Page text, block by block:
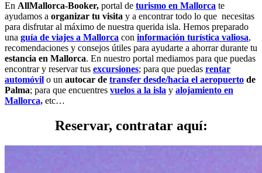
En AllMallorca-Booker, portal de turismo en Mallorca te
ayudamos a organizar tu visita y a encontrar todo lo que necesitas
para disfrutar al máximo de nuestra querida isla. Hemos preparado
una guía de viajes a Mallorca con información turística valiosa,
recomendaciones y consejos útiles para ayudarte a ahorrar durante tu
estancia en Mallorca. En nuestro portal mediamos para que puedas
encontrar y reservar tus excursiones; para que puedas rentar
automóvil o un autocar de transfer desde/hacia el aeropuerto de
Palma; para que encuentres vuelos a la isla y alojamiento en
Mallorca, etc…
Reservar, contratar aquí: